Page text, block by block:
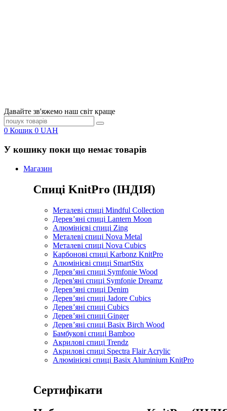
Давайте зв'яжемо наш світ краще
0 Кошик 0 UAH
У кошику поки що немає товарів
Магазин
Спиці KnitPro (ІНДІЯ)
Металеві спиці Mindful Collection
Дерев’яні спиці Lantern Moon
Алюмінієві спиці Zing
Металеві спиці Nova Metal
Металеві спиці Nova Cubics
Карбонові спиці Karbonz KnitPro
Алюмінієві спиці SmartStix
Дерев’яні спиці Symfonie Wood
Дерев'яні спиці Symfonie Dreamz
Дерев’яні спиці Denim
Дерев’яні спиці Jadore Cubics
Дерев’яні спиці Cubics
Дерев’яні спиці Ginger
Дерев’яні спиці Basix Birch Wood
Бамбукові спиці Bamboo
Акрилові спиці Trendz
Акрилові спиці Spectra Flair Acrylic
Алюмінієві спиці Basix Aluminium KnitPro
Сертифікати